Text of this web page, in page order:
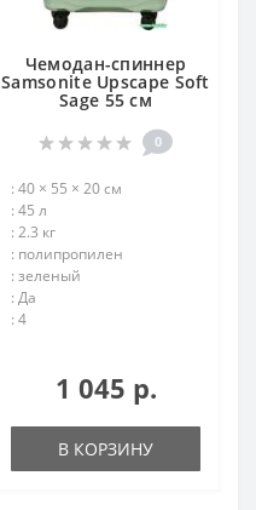
Чемодан-спиннер
Samsonite Upscape Soft
Sage 55 см
0
: 40 × 55 × 20 см
: 45 л
: 2.3 кг
: полипропилен
: зеленый
: Да
: 4
1 045 р.
В КОРЗИНУ